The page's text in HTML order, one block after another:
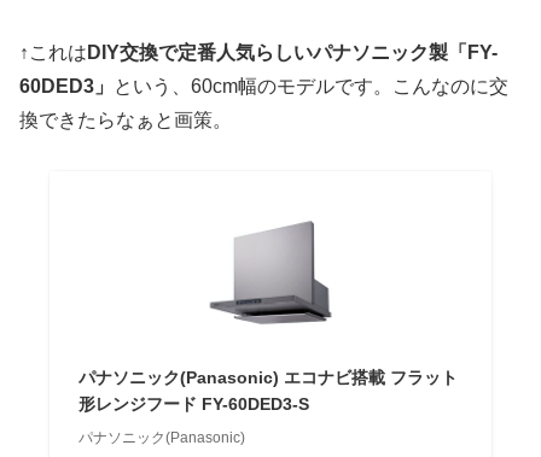
↑これは DIY交換で定番人気らしいパナソニック製「FY-
60DED3」
という、60cm幅のモデルです。こんなのに交
換できたらなぁと画策。
パナソニック(Panasonic) エコナビ搭載 フラット
形レンジフード FY-60DED3-S
パナソニック(Panasonic)